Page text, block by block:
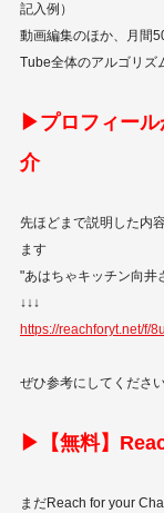
記入例）
動画編集のほか、月間
Tube全体のアルゴリズ
▶︎プロフィール
介
先ほどまで説明した内
ます
"あはちゃキッチン向井
↓↓↓
https://reachforyt.net/f/
ぜひ参考にしてくださ
▶︎【無料】
まだReach for your